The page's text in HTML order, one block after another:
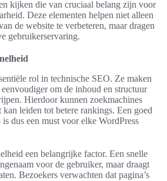
kijken die van cruciaal belang zijn voor
Deze elementen helpen niet alleen
de website te verbeteren, maar dragen
gebruikerservaring.
rol in technische SEO. Ze maken
om de inhoud en structuur
Hierdoor kunnen zoekmachines
leiden tot betere rankings. Een goed
is dus een must voor elke WordPress
een belangrijke factor. Een snelle
voor de gebruiker, maar draagt
Bezoekers verwachten dat pagina’s